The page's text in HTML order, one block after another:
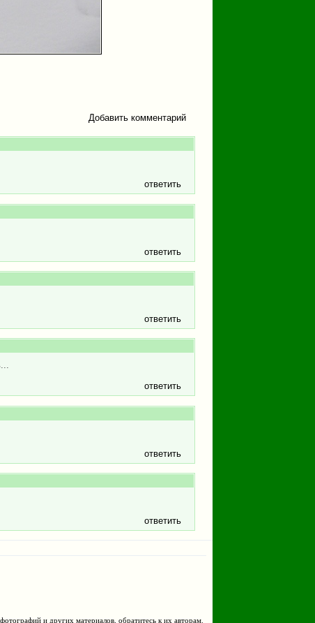
Добавить комментарий
ответить
ответить
ответить
ответить
ответить
ответить
и других материалов, обратитесь к их авторам.